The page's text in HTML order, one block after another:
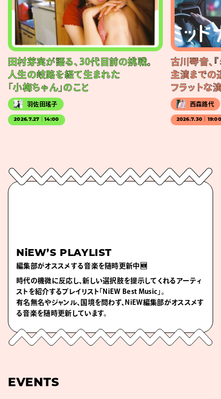
田村芽実が語る、30代目前の挑戦。
人生の岐路を経て生まれた
「小梅ちゃん」のこと
羽佐田瑤子
2026.7.27｜14:00
古川琴音、
主演までの
フラットな
西森路代
2026.7.30｜
NiEW’S PLAYLIST
編集部がオススメする音楽を随時更新中🆕
時代の機微に反応し、新しい選択肢を提示してくれるアーティ
ストを紹介するプレイリスト「NiEW Best Music」。
有名無名やジャンル、国境を問わず、NiEW編集部がオススメす
る音楽を随時更新しています。
EVENTS